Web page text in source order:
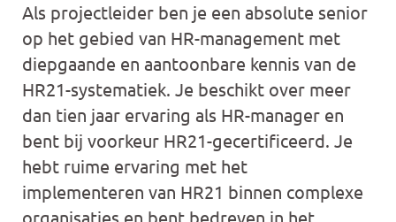
Als projectleider ben je een absolute senior
op het gebied van HR-management met
diepgaande en aantoonbare kennis van de
HR21-systematiek. Je beschikt over meer
dan tien jaar ervaring als HR-manager en
bent bij voorkeur HR21-gecertificeerd. Je
hebt ruime ervaring met het
implementeren van HR21 binnen complexe
organisaties en bent bedreven in het